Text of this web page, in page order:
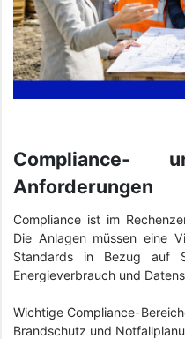
Compliance-
Anforderungen
Compliance ist im
Die Anlagen müssen eine
Standards in Bezug auf
Energieverbrauch und
Wichtige Compliance-
Brandschutz und